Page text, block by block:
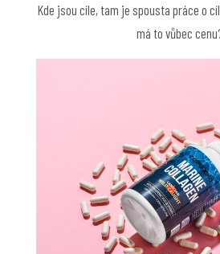
Kde jsou cíle, tam je spousta práce o
má to vůbec